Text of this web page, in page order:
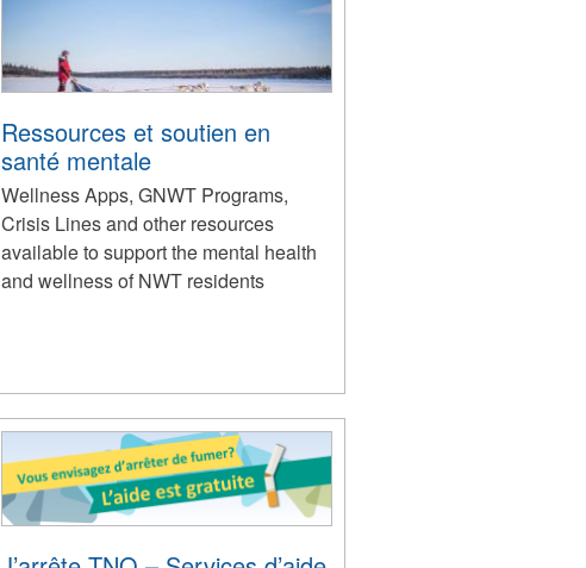
Ressources et soutien en
santé mentale
Wellness Apps, GNWT Programs,
Crisis Lines and other resources
available to support the mental health
and wellness of NWT residents